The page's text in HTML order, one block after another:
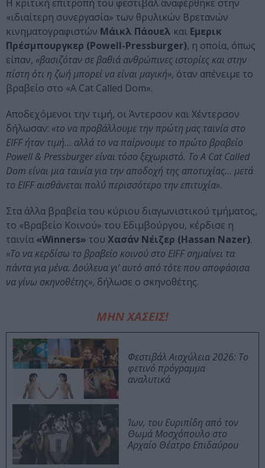
Η κριτική επιτροπή του φεστιβάλ αναφέρθηκε στην
«ιδιαίτερη συνεργασία» των θρυλικών Βρετανών
κινηματογραφιστών Μάικλ Πάουελ και Εμερικ
Πρέσμπουργκερ (Powell-Pressburger), η οποία, όπως
είπαν, «βασιζόταν σε βαθιά ανθρώπινες ιστορίες και στην
πίστη ότι η ζωή μπορεί να είναι μαγική», όταν απένειμε το
βραβείο στο «A Cat Called Dom».
Αποδεχόμενοι την τιμή, οι Άντερσον και Χέντερσον
δήλωσαν: «το να προβάλλουμε την πρώτη μας ταινία στο
EIFF ήταν τιμή… αλλά το να παίρνουμε το πρώτο βραβείο
Powell & Pressburger είναι τόσο ξεχωριστό. Το A Cat Called
Dom είναι μια ταινία για την αποδοχή της αποτυχίας… μετά
το EIFF αισθάνεται πολύ περισσότερο την επιτυχία».
Στα άλλα βραβεία του κύριου διαγωνιστικού τμήματος,
το «Βραβείο Κοινού» του Εδιμβούργου, κέρδισε η
ταινία «Winners» του Χασάν Νέιζερ (Hassan Nazer).
«Το να κερδίσω το βραβείο κοινού στο EIFF σημαίνει τα
πάντα για μένα. Δούλευα γι’ αυτό από τότε που αποφάσισα
να γίνω σκηνοθέτης», δήλωσε ο σκηνοθέτης.
ΜΗΝ ΧΑΣΕΙΣ!
Φεστιβάλ Αισχύλεια 2026: Το
φετινό πρόγραμμα
αναλυτικά
Ίων, του Ευριπίδη από τον
Θωμά Μοσχόπουλο στο
Αρχαίο Θέατρο Επιδαύρου